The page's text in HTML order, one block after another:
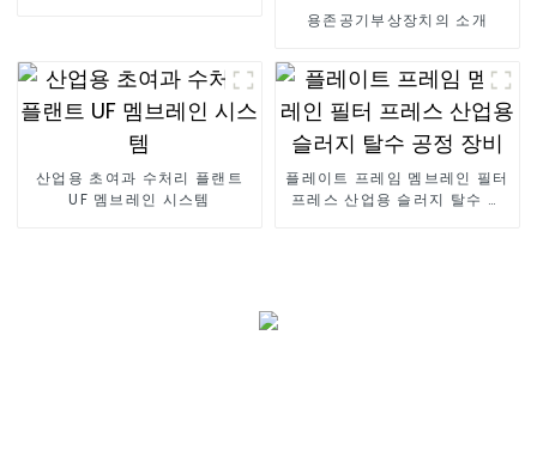
용존공기부상장치의 소개
산업용 초여과 수처리 플랜트
UF 멤브레인 시스템
플레이트 프레임 멤브레인 필터
프레스 산업용 슬러지 탈수 공